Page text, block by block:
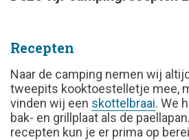
Recepten
Naar de camping nemen wij
tweepits kooktoestelletje mee,
vinden wij een skottelbraai. We
bak- en grillplaat als de
recepten kun je er prima op